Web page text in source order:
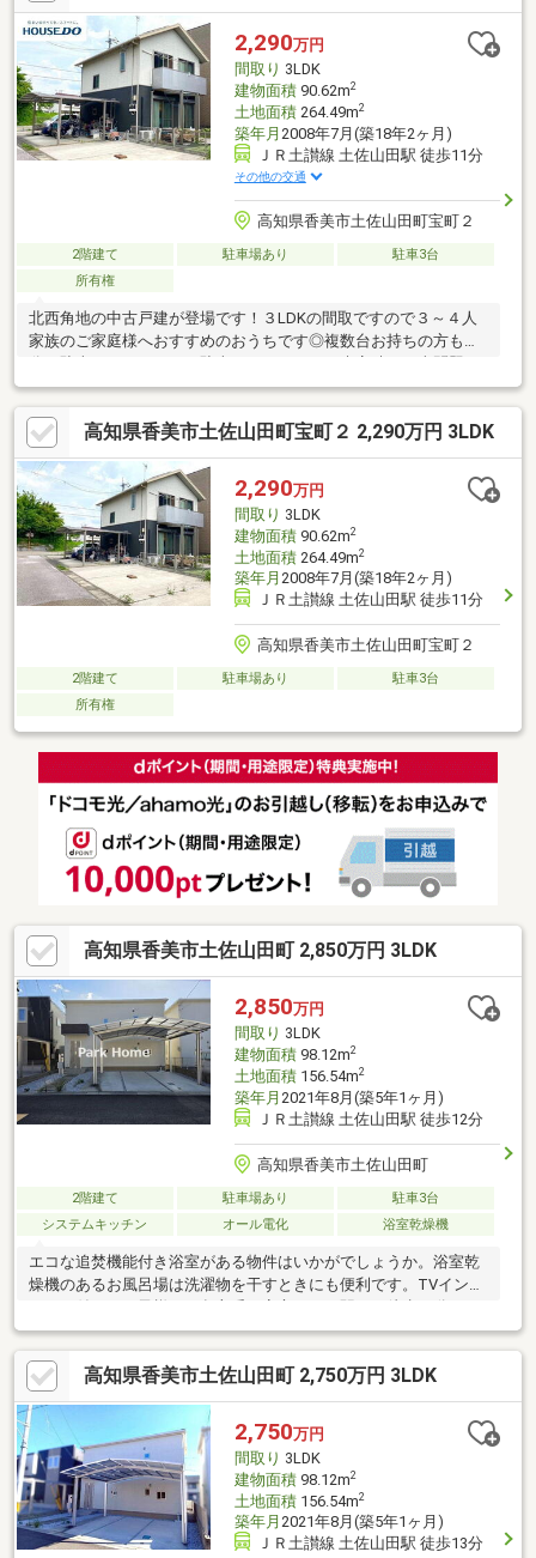
れる理想の住まい。高知の自然と都市の利便性を兼ね備えた、理
想の住環境。子育てにも安心の環境で、夢のプランも自由自在。
お気軽にお知らせください。住宅ローンのご相談も受付中。
2,290万円
間取り 3LDK
建物面積90.62m2
土地面積264.49m2
築年月 2008年7月(築18年2ヶ月)
ＪＲ土讃線 土佐山田駅 徒歩11分
その他の交通
高知県香美市土佐山田町宝町２
2階建て 駐車場あり
駐車3台
所有権
北西角地の中古戸建が登場です！３LDKの間取ですので３～４人
家族のご家庭様へおすすめのおうちです◎複数台お持ちの方も十
分に駐車できるひろびろ駐車スペース！！！来客時のお車問題も
心配ありません×自宅で気が済むまで洗車などもできそうですね♪
南側にお庭もございますのでプールやBBQも楽しめますね☆和室
から洋室へのリフォームなども可能ですのでお気軽にご相談くだ
さい♪― 周辺環境情報 ―・くすりのレディ土佐山田店 徒歩6
分(約450ｍ)・ドラッグストア土佐山田店 徒歩6分(約450ｍ)・香
美市本庁舎 徒歩7分(約500ｍ)・ローソン土佐山田旭町店 徒歩9
分(約650ｍ)
高知県香美市土佐山田町宝町２ 2,290万円 3LDK
2,290万円
間取り 3LDK
建物面積90.62m2
土地面積264.49m2
築年月 2008年7月(築18年2ヶ月)
ＪＲ土讃線 土佐山田駅 徒歩11分
高知県香美市土佐山田町宝町２
2階建て 駐車場あり
駐車3台
所有権
高知県香美市土佐山田町 2,850万円 3LDK
2,850万円
間取り 3LDK
建物面積98.12m2
土地面積156.54m2
築年月 2021年8月(築5年1ヶ月)
ＪＲ土讃線 土佐山田駅 徒歩12分
高知県香美市土佐山田町
2階建て 駐車場あり
駐車3台
システムキッチン
オール電化 浴室乾燥機
エコな追焚機能付き浴室がある物件はいかがでしょうか。浴室乾
燥機のあるお風呂場は洗濯物を干すときにも便利です。TVインタ
ーホン付きでお子様のお留守番も安心です。駅まで徒歩12分でア
クセス可能です。開放感溢れる室内が魅力の、3LDKの物件はこち
らです。お手入れが簡単なIH調理器です。建物面積98.12㎡もある
ので有効活用しましょう。
高知県香美市土佐山田町 2,750万円 3LDK
2,750万円
間取り 3LDK
建物面積98.12m2
土地面積156.54m2
築年月 2021年8月(築5年1ヶ月)
ＪＲ土讃線 土佐山田駅 徒歩13分